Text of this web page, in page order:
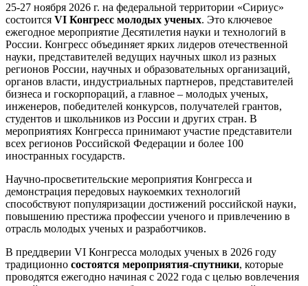
25-27 ноября 2026 г. на федеральной территории «Сириус»
состоится VI Конгресс молодых ученых. Это ключевое
ежегодное мероприятие Десятилетия науки и технологий в
России. Конгресс объединяет ярких лидеров отечественной
науки, представителей ведущих научных школ из разных
регионов России, научных и образовательных организаций,
органов власти, индустриальных партнеров, представителей
бизнеса и госкорпораций, а главное – молодых ученых,
инженеров, победителей конкурсов, получателей грантов,
студентов и школьников из России и других стран. В
мероприятиях Конгресса принимают участие представители
всех регионов Российской Федерации и более 100
иностранных государств.
Научно-просветительские мероприятия Конгресса и
демонстрация передовых наукоемких технологий
способствуют популяризации достижений российской науки,
повышению престижа профессии ученого и привлечению в
отрасль молодых ученых и разработчиков.
В преддверии VI Конгресса молодых ученых в 2026 году
традиционно состоятся мероприятия-спутники, которые
проводятся ежегодно начиная с 2022 года с целью вовлечения